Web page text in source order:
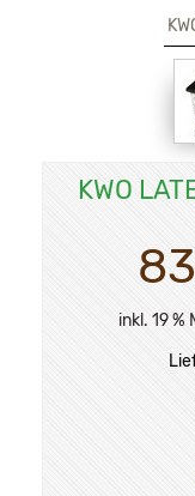
KWO
inkl. 19 %